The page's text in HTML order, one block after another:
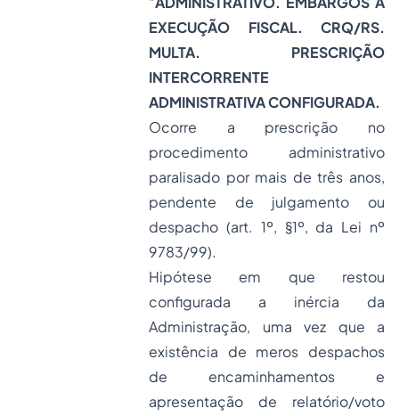
EXECUÇÃO FISCAL. CRQ/RS.
MULTA. PRESCRIÇÃO
INTERCORRENTE
ADMINISTRATIVA CONFIGURADA.
Ocorre a prescrição no
procedimento administrativo
paralisado por mais de três anos,
pendente de julgamento ou
despacho (art. 1º, §1º, da Lei nº
9783/99).
Hipótese em que restou
configurada a inércia da
Administração, uma vez que a
existência de meros despachos
de encaminhamentos e
apresentação de relatório/voto